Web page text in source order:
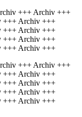
+++ Archiv +++
+++ Archiv +++
+++ Archiv +++
+++ Archiv +++
+++ Archiv +++
+++ Archiv +++
+++ Archiv +++
+++ Archiv +++
+++ Archiv +++
+++ Archiv +++